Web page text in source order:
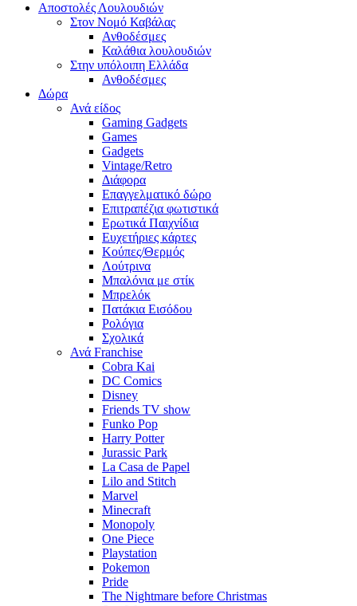
Αποστολές Λουλουδιών
Στον Νομό Καβάλας
Ανθοδέσμες
Καλάθια λουλουδιών
Στην υπόλοιπη Ελλάδα
Ανθοδέσμες
Δώρα
Ανά είδος
Gaming Gadgets
Games
Gadgets
Vintage/Retro
Διάφορα
Επαγγελματικό δώρο
Επιτραπέζια φωτιστικά
Ερωτικά Παιχνίδια
Ευχετήριες κάρτες
Κούπες/Θερμός
Λούτρινα
Μπαλόνια με στίκ
Μπρελόκ
Πατάκια Εισόδου
Ρολόγια
Σχολικά
Ανά Franchise
Cobra Kai
DC Comics
Disney
Friends TV show
Funko Pop
Harry Potter
Jurassic Park
La Casa de Papel
Lilo and Stitch
Marvel
Minecraft
Monopoly
One Piece
Playstation
Pokemon
Pride
The Nightmare before Christmas